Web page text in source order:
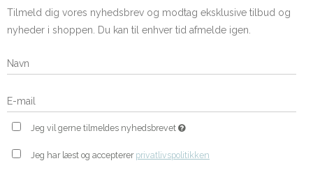
Tilmeld dig vores nyhedsbrev og modtag eksklusive tilbud og
nyheder i shoppen. Du kan til enhver tid afmelde igen.
Jeg vil gerne tilmeldes nyhedsbrevet
Jeg har læst og accepterer privatlivspolitikken